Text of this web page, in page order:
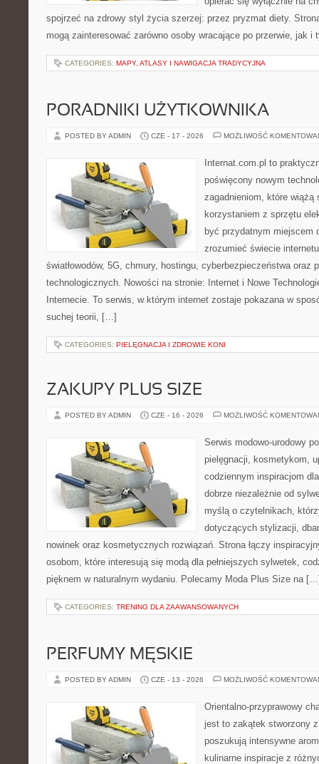
spojrzeć na zdrowy styl życia szerzej: przez pryzmat diety.
mogą zainteresować zarówno osoby wracające po przerwie, jak
CATEGORIES: MAPY, ATLASY I NAWIGACJA TRADYCYJNA
PORADNIKI UŻYTKOWNIKA
POSTED BY ADMIN CZE - 17 - 2026 MOŻLIWOŚĆ
Internat.com.pl to
poświęcony nowym
zagadnieniom, które wiążą
korzystaniem z sprzętu
być przydatnym miejscem
zrozumieć świecie
światłowodów, 5G, chmury, hostingu, cyberbezpieczeństwa oraz
technologicznych. Nowości na stronie: Internet i Nowe
Internecie. To serwis, w którym internet zostaje pokazana w
suchej teorii, […]
CATEGORIES: PIELĘGNACJA I ZDROWIE KONI
ZAKUPY PLUS SIZE
POSTED BY ADMIN CZE - 16 - 2026 MOŻLIWOŚĆ
Serwis modowo-urodowy
pielęgnacji, kosmetykom,
codziennym inspiracjom
dobrze niezależnie od
myślą o czytelnikach,
dotyczących stylizacji,
nowinek oraz kosmetycznych rozwiązań. Strona łączy
osobom, które interesują się modą dla pełniejszych sylwetek,
pięknem w naturalnym wydaniu. Polecamy Moda Plus Size na
CATEGORIES: TRENING DLA ZAAWANSOWANYCH
PERFUMY MĘSKIE
POSTED BY ADMIN CZE - 13 - 2026 MOŻLIWOŚĆ
Orientalno-przyprawowy
jest to zakątek stworzony
poszukują intensywne
kulinarne inspiracje z